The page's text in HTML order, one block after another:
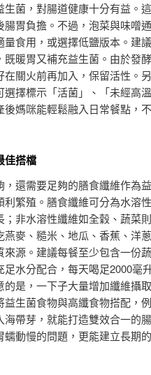
生菌，對腸道健康十分有益。
腸胃負擔。不過，泡菜與味噌
量食用，或選擇低鹽版本。建
既暖胃又補充益生菌。由於發
關火前再加入，保留活性。
選擇標示「活菌」、「未經高
後媽咪能輕鬆融入日常餐點，
佳搭檔
還需要足夠的膳食纖維作為
繁殖。膳食纖維可分為水溶
；非水溶性纖維如全穀、蔬菜
燕麥、糙米、地瓜、香蕉、洋
來源。建議每餐至少包含一份
足水分配合，每天喝足2000毫
的是，一下子大量增加纖維攝
益生菌食物與高纖食物搭配，
海帶芽，就能打造雙效合一的
動慢的問題，更能建立長期